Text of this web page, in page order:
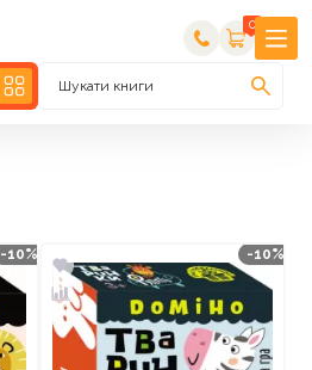
0
Шукати книги
-10% -10%